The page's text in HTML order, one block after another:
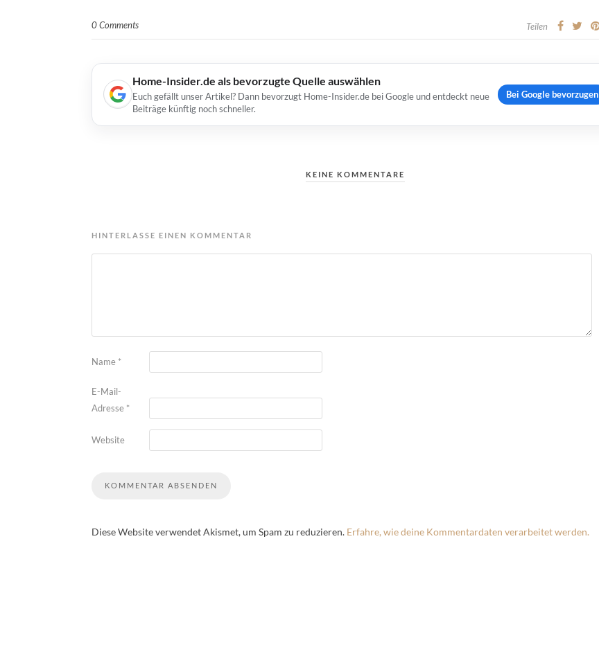
0 Comments Teilen
Home-Insider.de als bevorzugte Quelle auswählen
Euch gefällt unser Artikel? Dann bevorzugt Home-Insider.de bei Google und entdeckt neue
Beiträge künftig noch schneller.
Bei Google bevorzugen
KEINE KOMMENTARE
HINTERLASSE EINEN KOMMENTAR
Name *
E-Mail-
Adresse *
Website
Diese Website verwendet Akismet, um Spam zu reduzieren. Erfahre, wie deine Kommentardaten verarbeitet werden.